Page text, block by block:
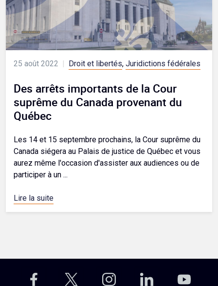
25 août 2022 Droit et libertés, Juridictions fédérales
Des arrêts importants de la Cour
suprême du Canada provenant du
Québec
Les 14 et 15 septembre prochains, la Cour suprême du
Canada siégera au Palais de justice de Québec et vous
aurez même l'occasion d'assister aux audiences ou de
participer à un ...
Lire la suite